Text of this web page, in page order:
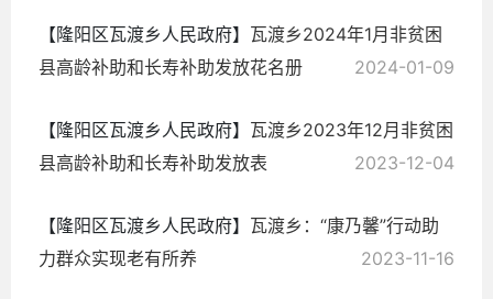
【隆阳区瓦渡乡人民政府】 瓦渡乡2024年1月非贫困
县高龄补助和长寿补助发放花名册
2024-01-09
【隆阳区瓦渡乡人民政府】 瓦渡乡2023年12月非贫困
县高龄补助和长寿补助发放表
2023-12-04
【隆阳区瓦渡乡人民政府】 瓦渡乡：“康乃馨”行动助
力群众实现老有所养
2023-11-16